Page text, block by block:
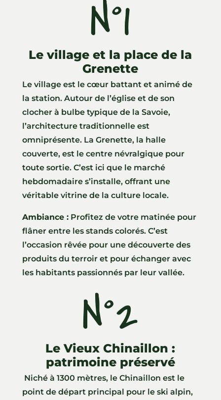
N°1
v
Le village et la place de la
Grenette
Le village est le cœur battant et animé de
la station. Autour de l’église et de son
clocher à bulbe typique de la Savoie,
l’architecture traditionnelle est
omniprésente. La Grenette, la halle
couverte, est le centre névralgique pour
toute sortie. C’est ici que le marché
hebdomadaire s’installe, offrant une
véritable vitrine de la culture locale.
Ambiance :Profitez de votre matinée pour
flâner entre les stands colorés. C’est
l’occasion rêvée pour une découverte des
produits du terroir et pour échanger avec
les habitants passionnés par leur vallée.
N°2
Le Vieux Chinaillon :
patrimoine préservé
Niché à 1300 mètres, le Chinaillon est le
point de départ principal pour le ski alpin,